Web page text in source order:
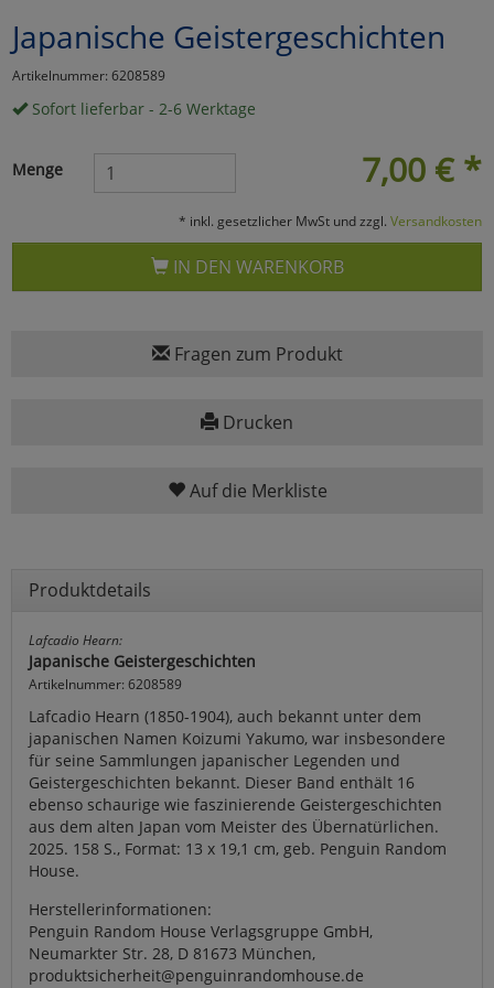
Japanische Geistergeschichten
Artikelnummer: 6208589
Sofort lieferbar - 2-6 Werktage
7,00 € *
Menge
* inkl. gesetzlicher MwSt und zzgl. Versandkosten
IN DEN WARENKORB
Fragen zum Produkt
Drucken
Auf die Merkliste
Produktdetails
Lafcadio Hearn:
Japanische Geistergeschichten
Artikelnummer: 6208589
Lafcadio Hearn (1850-1904), auch bekannt unter dem
japanischen Namen Koizumi Yakumo, war insbesondere
für seine Sammlungen japanischer Legenden und
Geistergeschichten bekannt. Dieser Band enthält 16
ebenso schaurige wie faszinierende Geistergeschichten
aus dem alten Japan vom Meister des Übernatürlichen.
2025. 158 S., Format: 13 x 19,1 cm, geb. Penguin Random
House.
Herstellerinformationen:
Penguin Random House Verlagsgruppe GmbH,
Neumarkter Str. 28, D 81673 München,
produktsicherheit@penguinrandomhouse.de
Marketing
Umfragetools
Cookies
Einstellungen speichern
zu Haupptseite